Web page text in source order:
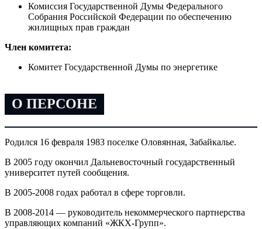
Комиссия Государственной Думы Федерального
Собрания Российской Федерации по обеспечению
жилищных прав граждан
Член комитета:
Комитет Государственной Думы по энергетике
О ПЕРСОНЕ
Родился 16 февраля 1983 поселке Оловянная, Забайкалье.
В 2005 году окончил Дальневосточный государственный
университет путей сообщения.
В 2005-2008 годах работал в сфере торговли.
В 2008-2014 — руководитель некоммерческого партнерства
управляющих компаний «ЖКХ-Групп».